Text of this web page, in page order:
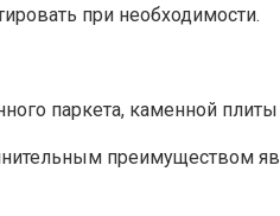
при необходимости.
паркета, каменной
преимуществом